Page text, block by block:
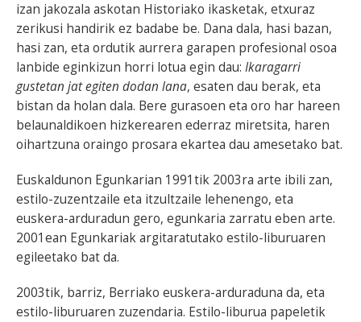
izan jakozala askotan Historiako ikasketak, etxuraz
zerikusi handirik ez badabe be. Dana dala, hasi bazan,
hasi zan, eta ordutik aurrera garapen profesional osoa
lanbide eginkizun horri lotua egin dau: Ikaragarri
gustetan jat egiten dodan lana, esaten dau berak, eta
bistan da holan dala. Bere gurasoen eta oro har hareen
belaunaldikoen hizkerearen ederraz miretsita, haren
oihartzuna oraingo prosara ekartea dau amesetako bat.
Euskaldunon Egunkarian 1991tik 2003ra arte ibili zan,
estilo-zuzentzaile eta itzultzaile lehenengo, eta
euskera-arduradun gero, egunkaria zarratu eben arte.
2001ean Egunkariak argitaratutako estilo-liburuaren
egileetako bat da.
2003tik, barriz, Berriako euskera-arduraduna da, eta
estilo-liburuaren zuzendaria. Estilo-liburua papeletik